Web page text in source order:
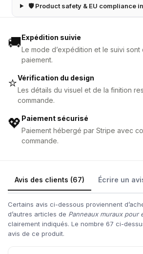
🛡 Product safety & EU compliance
🚚Expédition suivie
Le mode d’expédition et le suivi sont
paiement.
⭐Vérification du design
Les détails du visuel et de la finition
commande.
💖 Paiement sécurisé
Paiement hébergé par Stripe avec
commande.
Avis des clients (67) Écrire un
Certains avis ci-dessous proviennent
d’autres articles de Panneaux muraux pour
clairement indiqués. Le nombre 67 ci-
avis de ce produit.